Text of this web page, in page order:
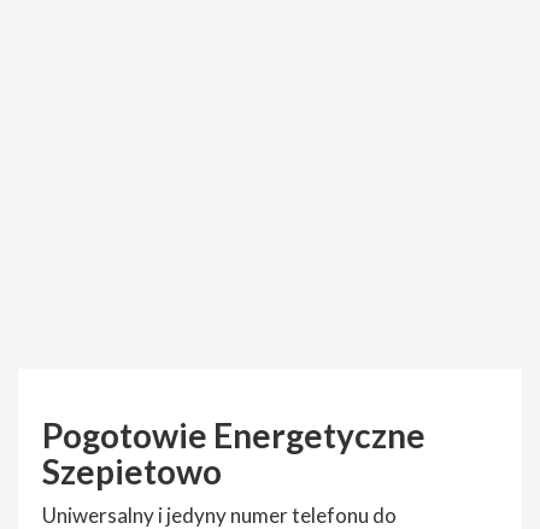
Pogotowie Energetyczne
Szepietowo
Uniwersalny i jedyny numer telefonu do